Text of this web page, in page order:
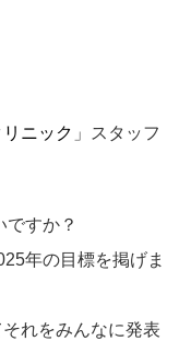
ニック 」スタッフ
すか？
年の目標を掲げま
れをみんなに発表